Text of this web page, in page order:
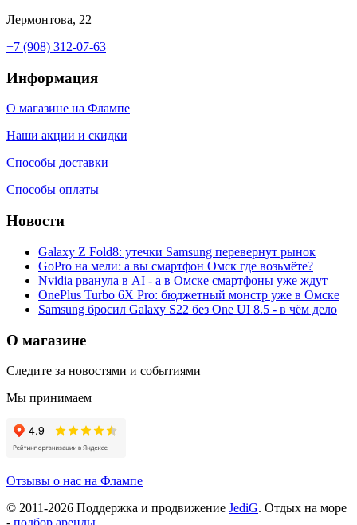
Лермонтова, 22
+7 (908) 312-07-63
Информация
О магазине на Флампе
Наши акции и скидки
Способы доставки
Способы оплаты
Новости
Galaxy Z Fold8: утечки Samsung перевернут рынок
GoPro на мели: а вы смартфон Омск где возьмёте?
Nvidia рванула в AI - а в Омске смартфоны уже ждут
OnePlus Turbo 6X Pro: бюджетный монстр уже в Омске
Samsung бросил Galaxy S22 без One UI 8.5 - в чём дело
О магазине
Следите за новостями и событиями
Мы принимаем
Отзывы о нас на Флампе
© 2011-2026 Поддержка и продвижение JediG. Отдых на море